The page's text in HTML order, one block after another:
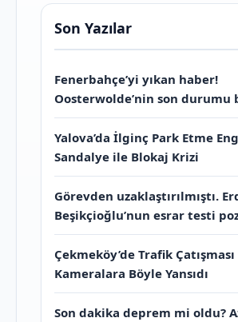
Son Yazılar
Fenerbahçe’yi yıkan haber!
Oosterwolde’nin son durumu
Yalova’da İlginç Park Etme
Sandalye ile Blokaj Krizi
Görevden uzaklaştırılmıştı.
Beşikçioğlu’nun esrar testi
Çekmeköy’de Trafik Çatışması
Kameralara Böyle Yansıdı
Son dakika deprem mi oldu?